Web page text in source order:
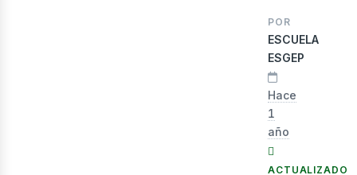
POR
ESCUELA
ESGEP
Hace
1
año
ACTUALIZADO